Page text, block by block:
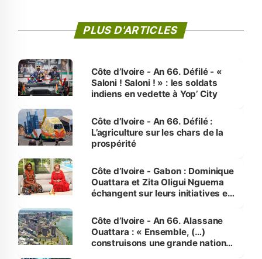
PLUS D'ARTICLES
Côte d’Ivoire - An 66. Défilé - «
Saloni ! Saloni ! » : les soldats
indiens en vedette à Yop’ City
Côte d’Ivoire - An 66. Défilé :
L’agriculture sur les chars de la
prospérité
Côte d’Ivoire - Gabon : Dominique
Ouattara et Zita Oligui Nguema
échangent sur leurs initiatives en
enfants
Côte d’Ivoire - An 66. Alassane
Ouattara : « Ensemble, (…)
construisons une grande nation